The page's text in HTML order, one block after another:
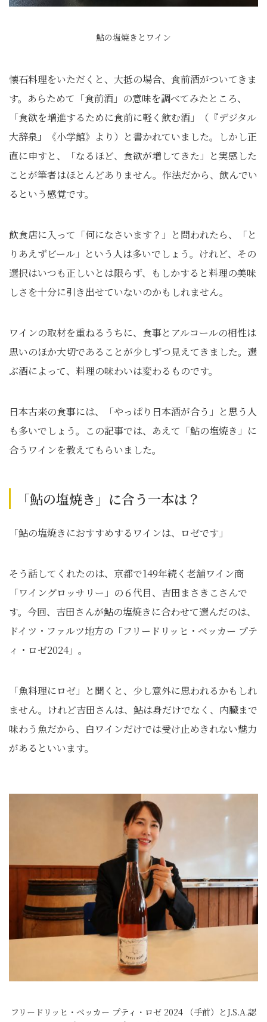
鮎の塩焼きとワイン
懐石料理をいただくと、大抵の場合、食前酒がついてきま
す。あらためて「食前酒」の意味を調べてみたところ、
「食欲を増進するために食前に軽く飲む酒」（『デジタル
大辞泉』《小学館》より）と書かれていました。しかし正
直に申すと、「なるほど、食欲が増してきた」と実感した
ことが筆者はほとんどありません。作法だから、飲んでい
るという感覚です。
飲食店に入って「何になさいます？」と問われたら、「と
りあえずビール」という人は多いでしょう。けれど、その
選択はいつも正しいとは限らず、もしかすると料理の美味
しさを十分に引き出せていないのかもしれません。
ワインの取材を重ねるうちに、食事とアルコールの相性は
思いのほか大切であることが少しずつ見えてきました。選
ぶ酒によって、料理の味わいは変わるものです。
日本古来の食事には、「やっぱり日本酒が合う」と思う人
も多いでしょう。この記事では、あえて「鮎の塩焼き」に
合うワインを教えてもらいました。
「鮎の塩焼き」に合う一本は？
「鮎の塩焼きにおすすめするワインは、ロゼです」
そう話してくれたのは、京都で149年続く老舗ワイン商
「ワイングロッサリー」の６代目、吉田まさきこさんで
す。今回、吉田さんが鮎の塩焼きに合わせて選んだのは、
ドイツ・ファルツ地方の「フリードリッヒ・ベッカー プテ
ィ・ロゼ2024」。
「魚料理にロゼ」と聞くと、少し意外に思われるかもしれ
ません。けれど吉田さんは、鮎は身だけでなく、内臓まで
味わう魚だから、白ワインだけでは受け止めきれない魅力
があるといいます。
フリードリッヒ・ベッカー プティ・ロゼ 2024 （手前）とJ.S.A.認